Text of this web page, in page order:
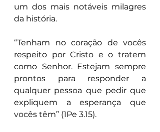
um dos mais notáveis milagres
da história.
“Tenham no coração de vocês
respeito por Cristo e o tratem
como Senhor. Estejam sempre
prontos para responder a
qualquer pessoa que pedir que
expliquem a esperança que
vocês têm” (1Pe 3.15).